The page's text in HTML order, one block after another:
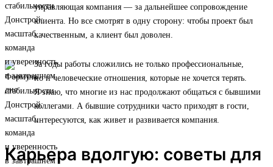
управляющая компания — за дальнейшее сопровождение
клиента. Но все смотрят в одну сторону: чтобы проект был
качественным, а клиент был доволен.
За годы работы сложились не только профессиональные,
но и человеческие отношения, которые не хочется терять.
Я знаю, что многие из нас продолжают общаться с бывшими
коллегами. А бывшие сотрудники часто приходят в гости,
интересуются, как живет и развивается компания.
Карьера вдолгую: советы для